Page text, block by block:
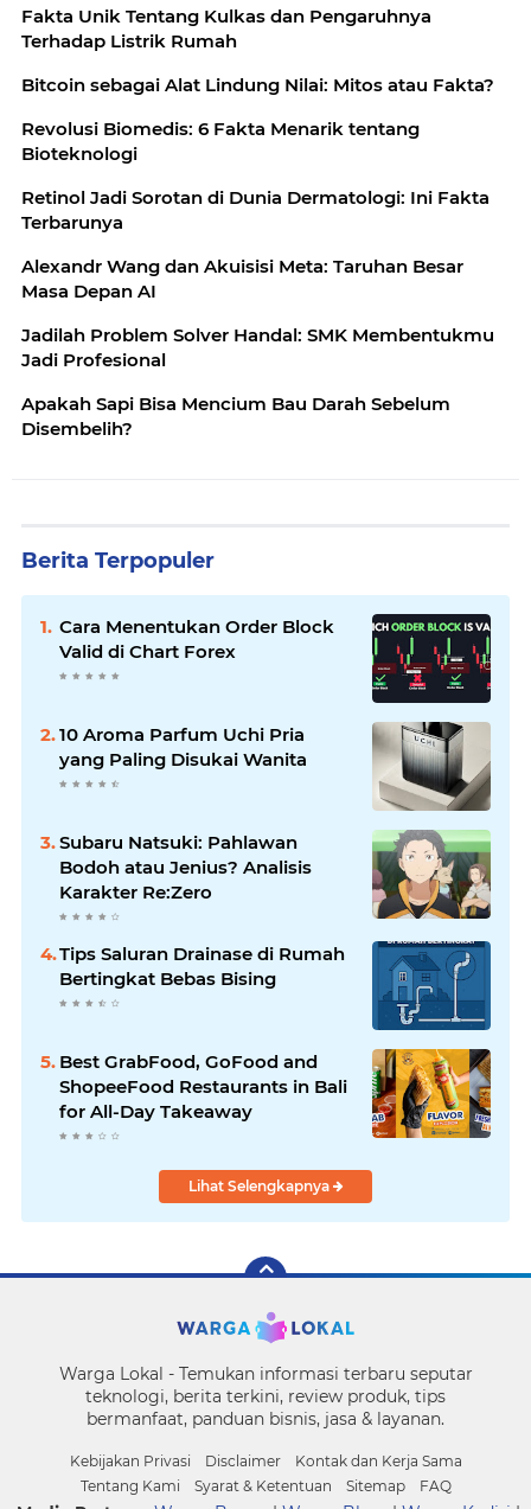
Fakta Unik Tentang Kulkas dan Pengaruhnya
Terhadap Listrik Rumah
Bitcoin sebagai Alat Lindung Nilai: Mitos atau Fakta?
Revolusi Biomedis: 6 Fakta Menarik tentang
Bioteknologi
Retinol Jadi Sorotan di Dunia Dermatologi: Ini Fakta
Terbarunya
Alexandr Wang dan Akuisisi Meta: Taruhan Besar
Masa Depan AI
Jadilah Problem Solver Handal: SMK Membentukmu
Jadi Profesional
Apakah Sapi Bisa Mencium Bau Darah Sebelum
Disembelih?
Berita Terpopuler
Cara Menentukan Order Block
Valid di Chart Forex
10 Aroma Parfum Uchi Pria
yang Paling Disukai Wanita
Subaru Natsuki: Pahlawan
Bodoh atau Jenius? Analisis
Karakter Re:Zero
Tips Saluran Drainase di Rumah
Bertingkat Bebas Bising
Best GrabFood, GoFood and
ShopeeFood Restaurants in Bali
for All-Day Takeaway
Lihat Selengkapnya
Warga Lokal - Temukan informasi terbaru seputar
teknologi, berita terkini, review produk, tips
bermanfaat, panduan bisnis, jasa & layanan.
Kebijakan Privasi Disclaimer
Kontak dan Kerja Sama
Tentang Kami
Syarat & Ketentuan Sitemap FAQ